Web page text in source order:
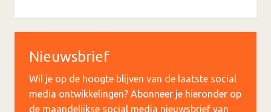
Nieuwsbrief
Wil je op de hoogte blijven van de laatste social
media ontwikkelingen? Abonneer je hieronder op
de maandelijkse social media nieuwsbrief van